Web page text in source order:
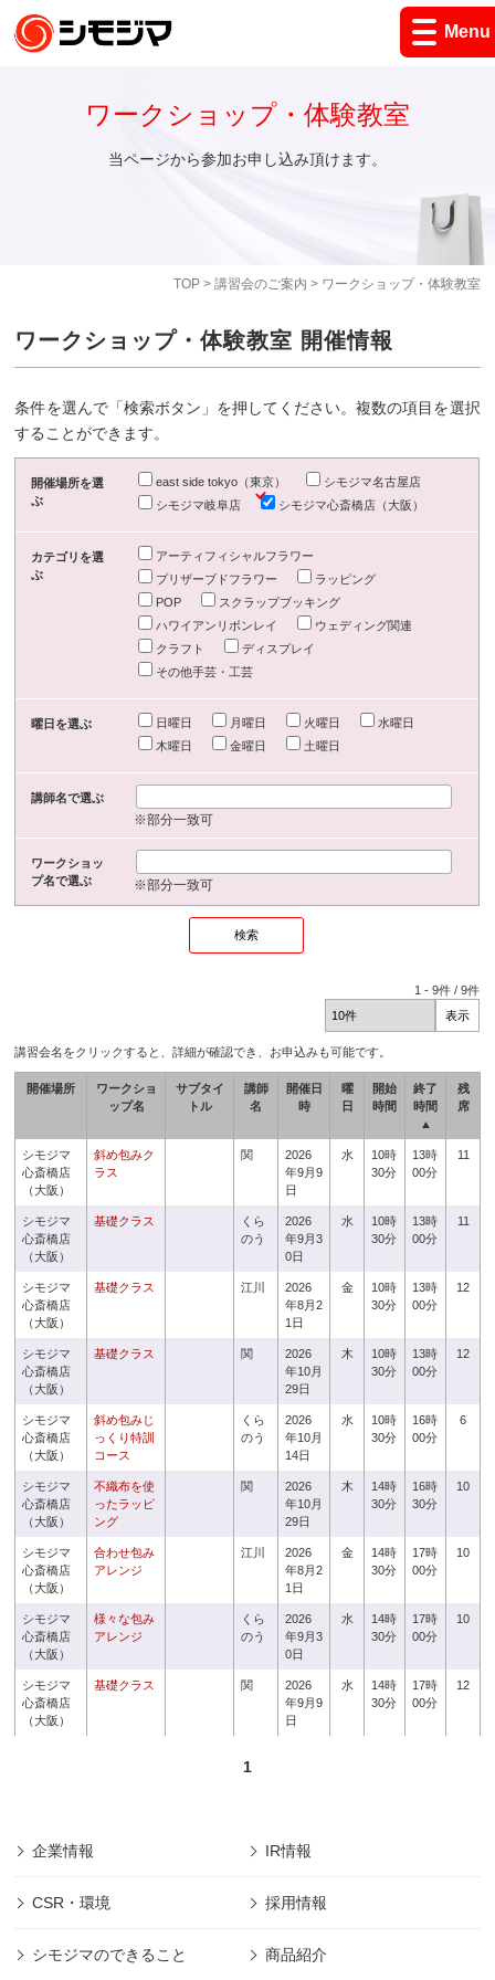
Menu
TOP> 講習会のご案内 > ワークショップ・体験教室
ワークショップ・体験教室
当ページから参加お申し込み頂けます。
ワークショップ・体験教室 開催情報
条件を選んで「検索ボタン」を押してください。複数の項目を選択
することができます。
開催場所を選
ぶ
east side tokyo（東京）
シモジマ名古屋店
シモジマ岐阜店
シモジマ心斎橋店（大阪）
カテゴリを選
ぶ
アーティフィシャルフラワー
プリザーブドフラワー
ラッピング
POP
スクラップブッキング
ハワイアンリボンレイ
ウェディング関連
クラフト
ディスプレイ
その他手芸・工芸
曜日を選ぶ 日曜日 月曜日 火曜日
水曜日
木曜日
金曜日 土曜日
講師名で選ぶ
※部分一致可
ワークショッ
プ名で選ぶ
※部分一致可
1 -9件 /9件
講習会名をクリックすると、詳細が確認でき、お申込みも可能です。
開催場所
ワークショ
ップ名
サブタイ
トル
講師
名
開催日
時
曜
日
開始
時間
終了
時間
▲
残
席
シモジマ
心斎橋店
（大阪）
斜め包みク
ラス
関
2026
年9月9
日
水
10時
30分
13時
00分
11
シモジマ
心斎橋店
（大阪）
基礎クラス
くら
のう
2026
年9月3
0日
水
10時
30分
13時
00分
11
シモジマ
心斎橋店
（大阪）
基礎クラス 江川
2026
年8月2
1日
金
10時
30分
13時
00分
12
シモジマ
心斎橋店
（大阪）
基礎クラス 関
2026
年10月
29日
木
10時
30分
13時
00分
12
シモジマ
心斎橋店
（大阪）
斜め包みじ
っくり特訓
コース
くら
のう
2026
年10月
14日
水
10時
30分
16時
00分
6
シモジマ
心斎橋店
（大阪）
不織布を使
ったラッピ
ング
関
2026
年10月
29日
木
14時
30分
16時
30分
10
シモジマ
心斎橋店
（大阪）
合わせ包み
アレンジ
江川
2026
年8月2
1日
金
14時
30分
17時
00分
10
シモジマ
心斎橋店
（大阪）
様々な包み
アレンジ
くら
のう
2026
年9月3
0日
水
14時
30分
17時
00分
10
シモジマ
心斎橋店
（大阪）
基礎クラス 関
2026
年9月9
日
水
14時
30分
17時
00分
12
1
企業情報 IR情報
CSR・環境 採用情報
シモジマのできること 商品紹介